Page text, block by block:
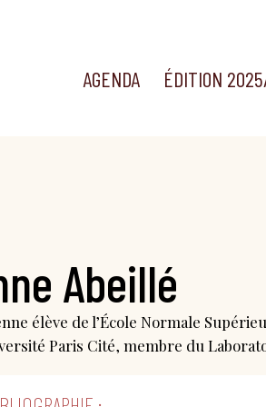
AGENDA ÉDITION
Abeillé
élève de l’École Normale
Paris Cité, membre du